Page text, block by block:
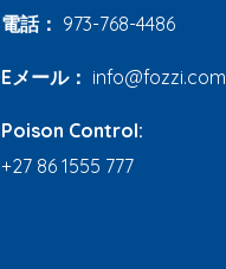
電話： 973-768-4486
Eメール： info@fozzi.com
Poison Control:
+27 86 1555 777